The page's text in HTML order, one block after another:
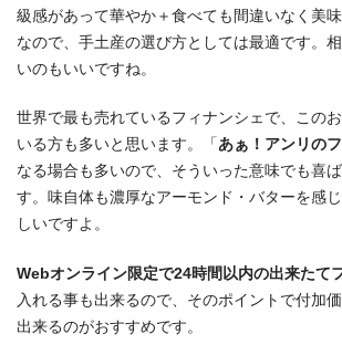
級感があって華やか＋食べても間違いなく美
なので、手土産の選び方としては最適です。
いのもいいですね。
世界で最も売れているフィナンシェで、この
いる方も多いと思います。「 あぁ！アンリの
なる場合も多いので、そういった意味でも喜
す。味自体も濃厚なアーモンド・バターを感
しいですよ。
Webオンライン限定で24時間以内の出来たて
入れる事も出来るので、そのポイントで付加
出来るのがおすすめです。